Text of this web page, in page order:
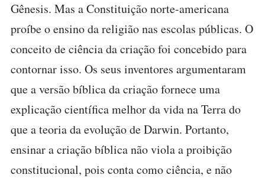
Gênesis. Mas a Constituição norte-americana
proíbe o ensino da religião nas escolas públicas. O
conceito de ciência da criação foi concebido para
contornar isso. Os seus inventores argumentaram
que a versão bíblica da criação fornece uma
explicação científica melhor da vida na Terra do
que a teoria da evolução de Darwin. Portanto,
ensinar a criação bíblica não viola a proibição
constitucional, pois conta como ciência, e não